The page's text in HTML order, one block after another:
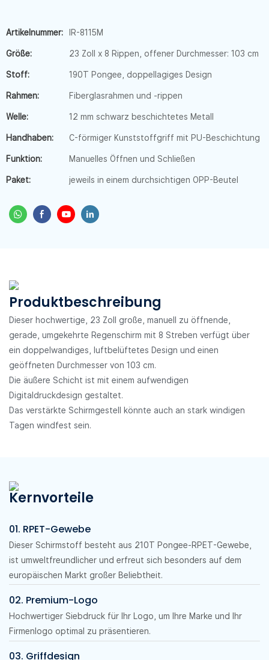
Artikelnummer: IR-8115M
Größe: 23 Zoll x 8 Rippen, offener Durchmesser: 103 cm
Stoff: 190T Pongee, doppellagiges Design
Rahmen: Fiberglasrahmen und -rippen
Welle: 12 mm schwarz beschichtetes Metall
Handhaben: C-förmiger Kunststoffgriff mit PU-Beschichtung
Funktion: Manuelles Öffnen und Schließen
Paket: jeweils in einem durchsichtigen OPP-Beutel
Produktbeschreibung
Dieser hochwertige, 23 Zoll große, manuell zu öffnende,
gerade, umgekehrte Regenschirm mit 8 Streben verfügt über
ein doppelwandiges, luftbelüftetes Design und einen
geöffneten Durchmesser von 103 cm.
Die äußere Schicht ist mit einem aufwendigen
Digitaldruckdesign gestaltet.
Das verstärkte Schirmgestell könnte auch an stark windigen
Tagen windfest sein.
Kernvorteile
01. RPET-Gewebe
Dieser Schirmstoff besteht aus 210T Pongee-RPET-Gewebe,
ist umweltfreundlicher und erfreut sich besonders auf dem
europäischen Markt großer Beliebtheit.
02. Premium-Logo
Hochwertiger Siebdruck für Ihr Logo, um Ihre Marke und Ihr
Firmenlogo optimal zu präsentieren.
03. Griffdesign